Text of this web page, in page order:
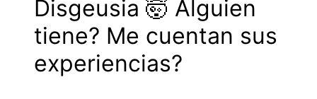
Disgeusia 🤯 Alguien
tiene? Me cuentan sus
experiencias?